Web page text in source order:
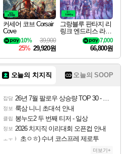
커세어 코브 Corsair
Cove
39,900
10%
25% 29,920원
그랑블루 판타지 리
링크 엔드리스 라그
나로크 Granblue Fa
ntasy Relink Endless
7,000
66,800원
오늘의 치지직 오늘의 SOOP
잡담 26년 7월 팔로우 상승량 TOP 30 - 월간 치지직
정보 룩삼 니니 초대석 안내
클립 봉누도2 두 번째 티저 - 일상
정보 2026 치지직 이리대회 오픈컵 안내
ㅗㅜㅑ 초ㅇㅎ) 수녀 코스프레 제로투
더보기+